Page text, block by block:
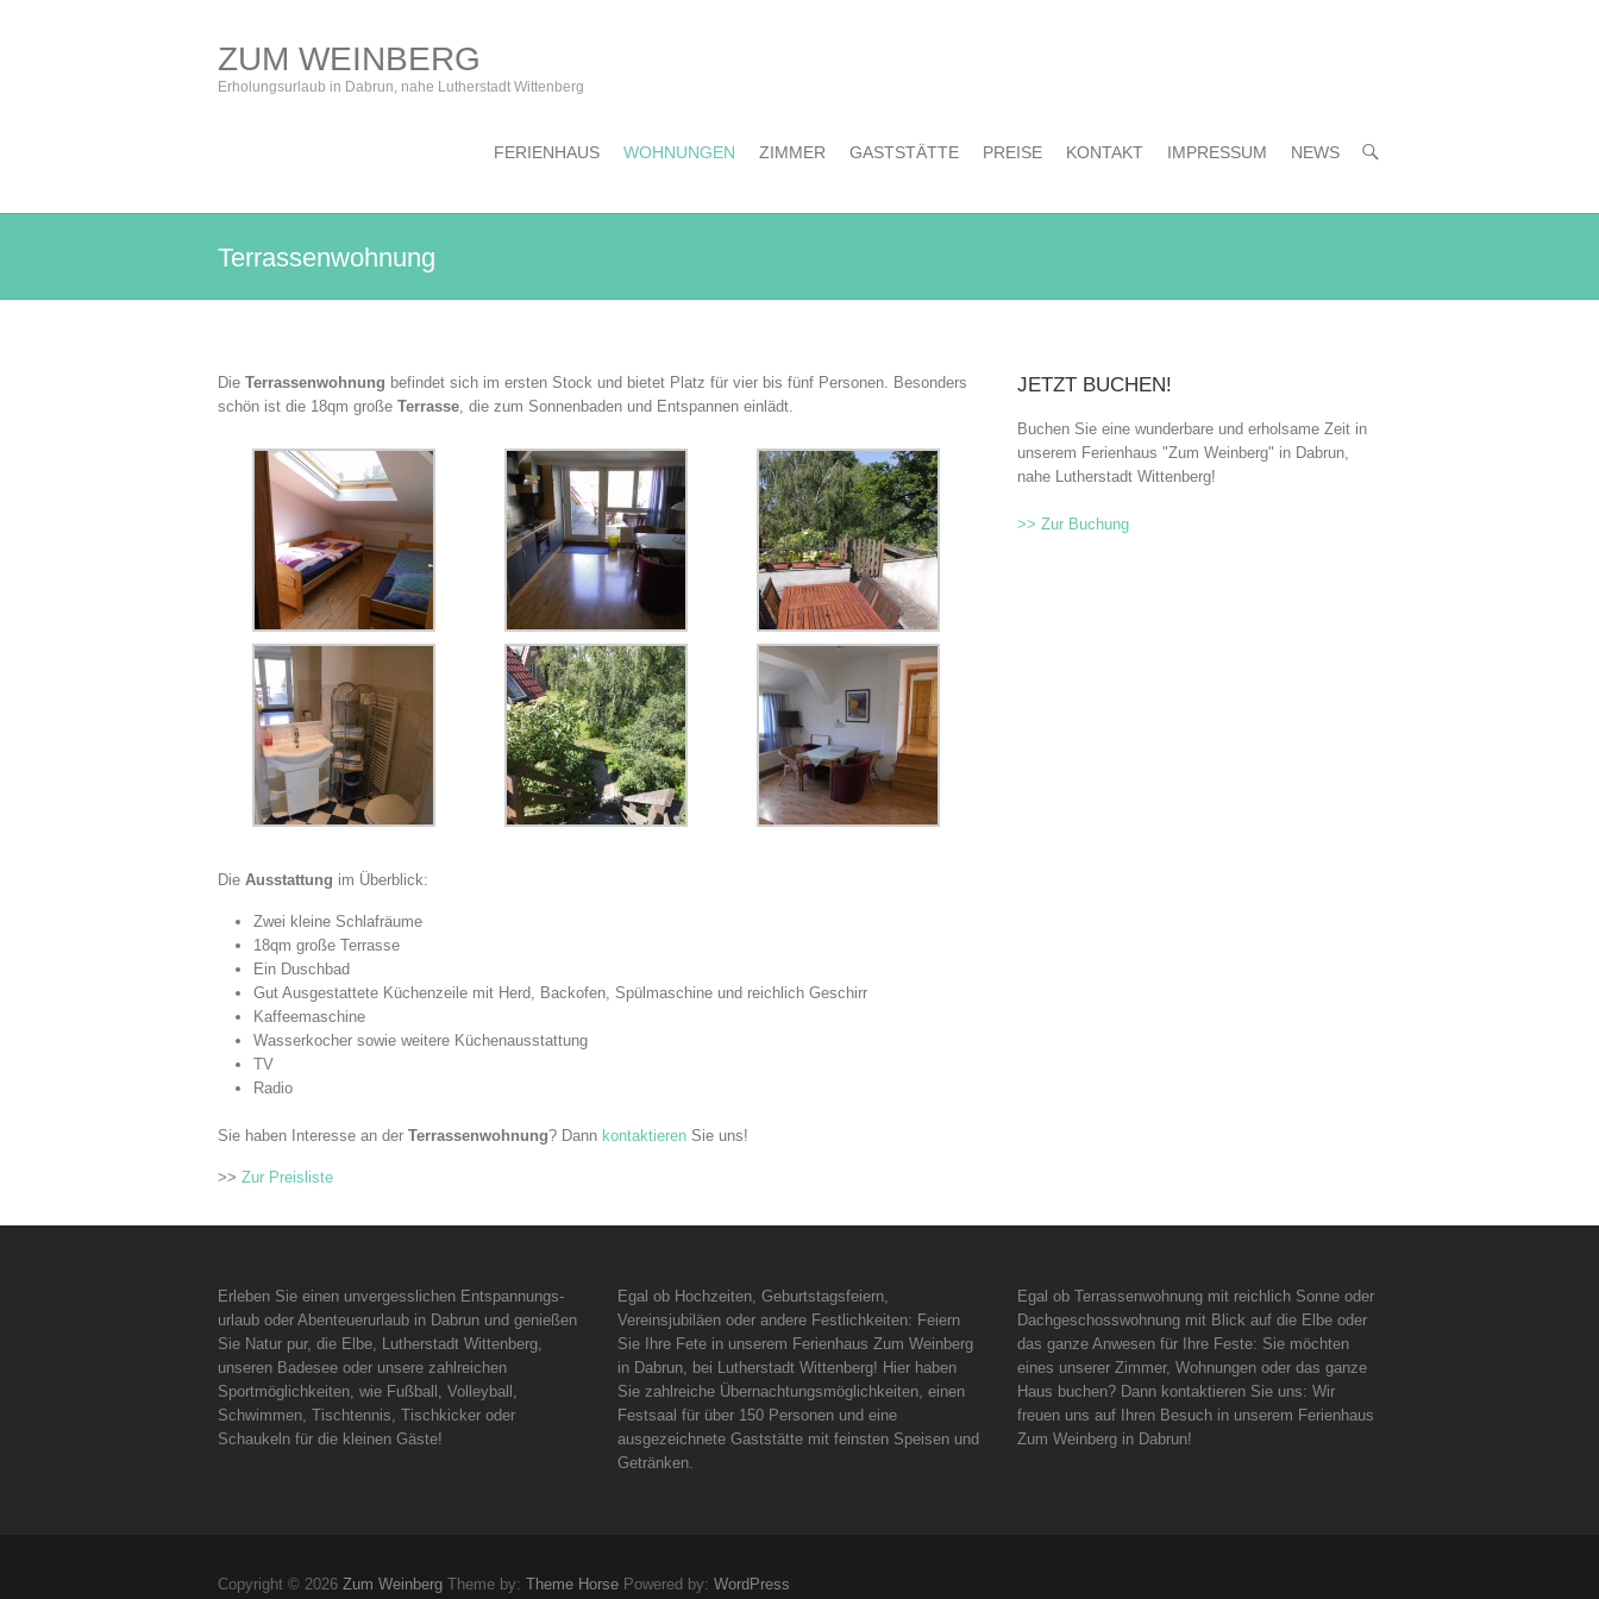
ZUM WEINBERG
Erholungsurlaub in Dabrun, nahe Lutherstadt Wittenberg
FERIENHAUS WOHNUNGEN ZIMMER GASTSTÄTTE PREISE KONTAKT IMPRESSUM NEWS
Terrassenwohnung
Die Terrassenwohnung befindet sich im ersten Stock und bietet Platz für vier bis fünf Personen. Besonders
schön ist die 18qm große Terrasse, die zum Sonnenbaden und Entspannen einlädt.
Die Ausstattung im Überblick:
Zwei kleine Schlafräume
18qm große Terrasse
Ein Duschbad
Gut Ausgestattete Küchenzeile mit Herd, Backofen, Spülmaschine und reichlich Geschirr
Kaffeemaschine
Wasserkocher sowie weitere Küchenausstattung
TV
Radio
Sie haben Interesse an der Terrassenwohnung? Dann kontaktieren Sie uns!
>> Zur Preisliste
JETZT BUCHEN!
Buchen Sie eine wunderbare und erholsame Zeit in
unserem Ferienhaus "Zum Weinberg" in Dabrun,
nahe Lutherstadt Wittenberg!
>> Zur Buchung
Erleben Sie einen unvergesslichen Entspannungs-
urlaub oder Abenteuerurlaub in Dabrun und genießen
Sie Natur pur, die Elbe, Lutherstadt Wittenberg,
unseren Badesee oder unsere zahlreichen
Sportmöglichkeiten, wie Fußball, Volleyball,
Schwimmen, Tischtennis, Tischkicker oder
Schaukeln für die kleinen Gäste!
Egal ob Hochzeiten, Geburtstagsfeiern,
Vereinsjubiläen oder andere Festlichkeiten: Feiern
Sie Ihre Fete in unserem Ferienhaus Zum Weinberg
in Dabrun, bei Lutherstadt Wittenberg! Hier haben
Sie zahlreiche Übernachtungsmöglichkeiten, einen
Festsaal für über 150 Personen und eine
ausgezeichnete Gaststätte mit feinsten Speisen und
Getränken.
Egal ob Terrassenwohnung mit reichlich Sonne oder
Dachgeschosswohnung mit Blick auf die Elbe oder
das ganze Anwesen für Ihre Feste: Sie möchten
eines unserer Zimmer, Wohnungen oder das ganze
Haus buchen? Dann kontaktieren Sie uns: Wir
freuen uns auf Ihren Besuch in unserem Ferienhaus
Zum Weinberg in Dabrun!
Copyright © 2026 Zum Weinberg Theme by: Theme Horse Powered by: WordPress